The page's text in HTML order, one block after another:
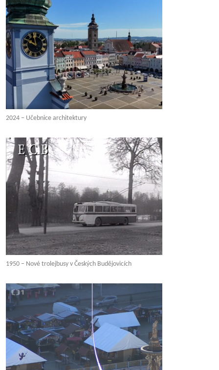
2024 – Učebnice architektury
1950 – Nové trolejbusy v Českých Budějovicích